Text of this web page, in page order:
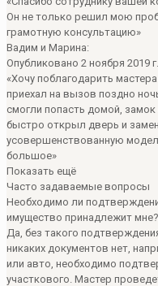
Он не только решил мою
грамотную консультацию»
Вадим и Марина:
Опубликовано 2 ноября 2019 г.
«Хочу поблагодарить
приехал на вызов поздно
смогли попасть домой,
быстро открыл дверь и
усовершенствованную
большое»
Показать ещё
Часто задаваемые вопросы
Необходимо ли
имущество принадлежит мне?
Да, без такого
никаких документов нет,
или авто, необходимо
участкового. Мастер